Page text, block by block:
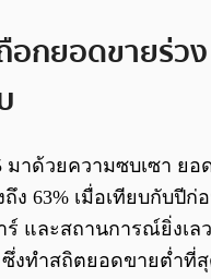
อกยอดขายร่ว
มาด้วยความซบเซา ยอ
ง 63% เมื่อเทียบกับปีก่
และสถานการณ์ยิ่งเล
งทำสถิตยอดขายต่ำที่